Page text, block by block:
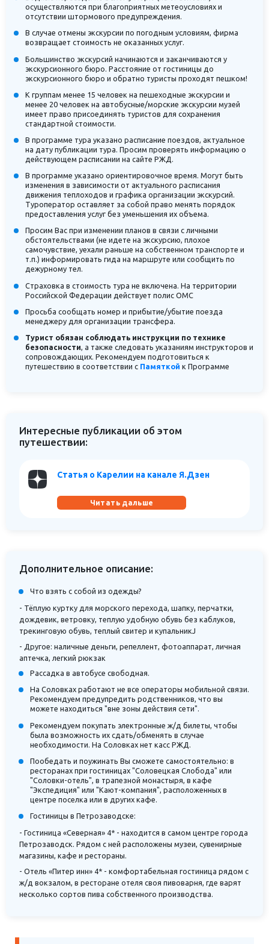
осуществляются при благоприятных метеоусловиях и
отсутствии штормового предупреждения.
В случае отмены экскурсии по погодным условиям, фирма
возвращает стоимость не оказанных услуг.
Большинство экскурсий начинаются и заканчиваются у
экскурсионного бюро. Расстояние от гостиницы до
экскурсионного бюро и обратно туристы проходят пешком!
К группам менее 15 человек на пешеходные экскурсии и
менее 20 человек на автобусные/морские экскурсии музей
имеет право присоединять туристов для сохранения
стандартной стоимости.
В программе тура указано расписание поездов, актуальное
на дату публикации тура. Просим проверять информацию о
действующем расписании на сайте РЖД.
В программе указано ориентировочное время. Могут быть
изменения в зависимости от актуального расписания
движения теплоходов и графика организации экскурсий.
Туроператор оставляет за собой право менять порядок
предоставления услуг без уменьшения их объема.
Просим Вас при изменении планов в связи с личными
обстоятельствами (не идете на экскурсию, плохое
самочувствие, уехали раньше на собственном транспорте и
т.п.) информировать гида на маршруте или сообщить по
дежурному тел.
Страховка в стоимость тура не включена. На территории
Российской Федерации действует полис ОМС
Просьба сообщать номер и прибытие/убытие поезда
менеджеру для организации трансфера.
Турист обязан соблюдать инструкции по технике
безопасности, а также следовать указаниям инструкторов и
сопровождающих. Рекомендуем подготовиться к
путешествию в соответствии с Памяткой к Программе
Интересные публикации об этом
путешествии:
Статья о Карелии на канале Я.Дзен
Читать дальше
Дополнительное описание:
Что взять с собой из одежды?
- Тёплую куртку для морского перехода, шапку, перчатки,
дождевик, ветровку, теплую удобную обувь без каблуков,
трекинговую обувь, теплый свитер и купальникJ
- Другое: наличные деньги, репеллент, фотоаппарат, личная
аптечка, легкий рюкзак
Рассадка в автобусе свободная.
На Соловках работают не все операторы мобильной связи.
Рекомендуем предупредить родственников, что вы
можете находиться "вне зоны действия сети".
Рекомендуем покупать электронные ж/д билеты, чтобы
была возможность их сдать/обменять в случае
необходимости. На Соловках нет касс РЖД.
Пообедать и поужинать Вы сможете самостоятельно: в
ресторанах при гостиницах "Соловецкая Слобода" или
"Соловки-отель", в трапезной монастыря, в кафе
"Экспедиция" или "Кают-компания", расположенных в
центре поселка или в других кафе.
Гостиницы в Петрозаводске:
- Гостиница «Северная» 4* - находится в самом центре города
Петрозаводск. Рядом с ней расположены музеи, сувенирные
магазины, кафе и рестораны.
- Отель «Питер инн» 4* - комфортабельная гостиница рядом с
ж/д вокзалом, в ресторане отеля своя пивоварня, где варят
несколько сортов пива собственного производства.